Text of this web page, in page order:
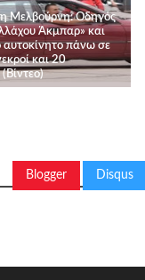
Μελβούρνη: Οδηγός
Άκμπαρ» και
αυτοκίνητο πάνω σε
και 20
Blogger Disqus